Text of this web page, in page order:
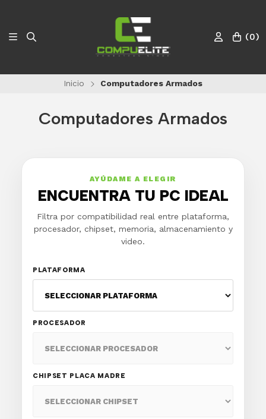
(0)
Inicio Computadores Armados
Computadores Armados
AYÚDAME A ELEGIR
ENCUENTRA TU PC IDEAL
Filtra por compatibilidad real entre plataforma,
procesador, chipset, memoria, almacenamiento y
video.
PLATAFORMA
PROCESADOR
CHIPSET PLACA MADRE